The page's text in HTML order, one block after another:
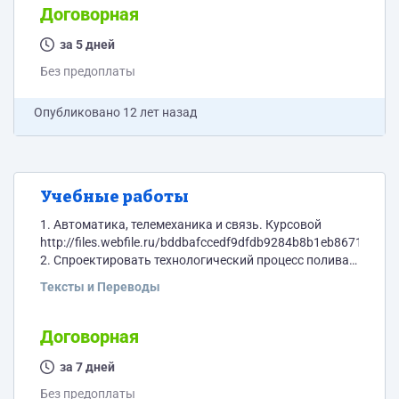
Договорная
за 5 дней
Без предоплаты
Опубликовано 12 лет назад
Учебные работы
1. Автоматика, телемеханика и связь. Курсовой
http://files.webfile.ru/bddbafccedf9dfdb9284b8b1eb8671b4
2. Спроектировать технологический процесс полива и
http://files.webfile.ru/efb752825c4e59cc1161c67dfda66766
Устойчивость систем. Контрольная 14021, работа в
среде Матлаб
http://files.webfile.ru/2a5454fd5b592224e35e8cea33abce2c
Тексты и Переводы
Договорная
за 7 дней
Без предоплаты